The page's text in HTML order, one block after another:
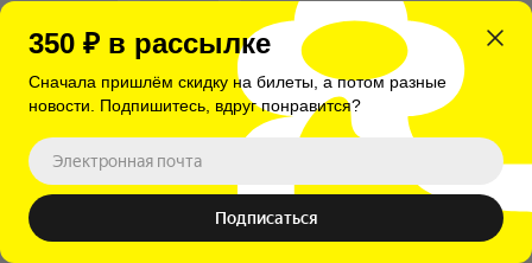
Подпишитесь на акции и анонсы событий
Далее
350 ₽ в рассылке
Сначала пришлём скидку на билеты, а потом разные
новости. Подпишитесь, вдруг понравится?
Подписаться